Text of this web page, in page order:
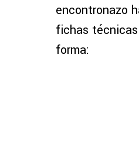
encontronazo
fichas
forma: